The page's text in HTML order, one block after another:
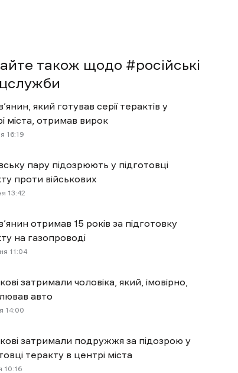
також щодо #російські
який готував серії терактів у
міста, отримав вирок
16:19
пару підозрюють у підготовці
проти військових
13:42
отримав 15 років за підготовку
на газопроводі
11:04
затримали чоловіка, який, імовірно,
авто
14:00
затримали подружжя за підозрою у
теракту в центрі міста
10:16